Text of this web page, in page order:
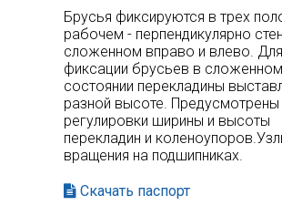
Брусья фиксируются в трех
рабочем - перпендикулярно
сложенном вправо и влево. Для
фиксации брусьев в сложенном
состоянии перекладины
разной высоте. Предусмотрены
регулировки ширины и высоты
перекладин и
вращения на подшипниках.
Скачать паспорт